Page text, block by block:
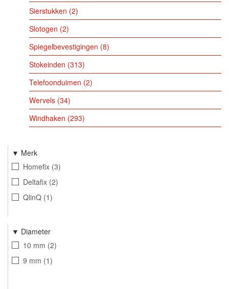
Sierstukken 2
Slotogen 2
Spiegelbevestigingen 8
Stokeinden 313
Telefoonduimen 2
Wervels 34
Windhaken 293
Merk
Homefix 3
Deltafix 2
QlinQ 1
Diameter
10 mm 2
9 mm 1